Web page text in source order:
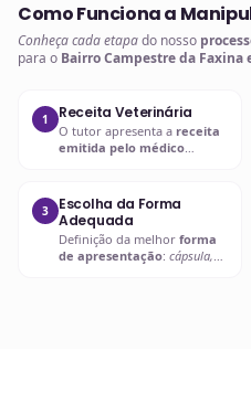
Como Funciona a
Conheça cada etapado nosso
para o Bairro Campestre da Faxina
1 Receita Veterinária
O tutor apresenta a receita
emitida pelo médico
3
Escolha da Forma
Adequada
Definição da melhor forma
de apresentação: cápsula,